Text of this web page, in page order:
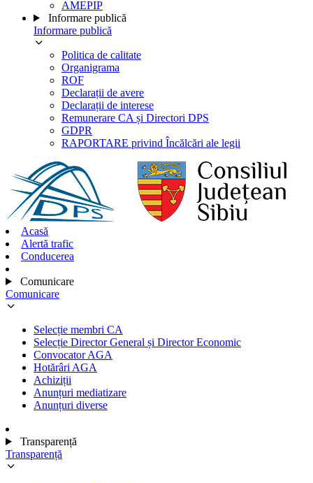
AMEPIP
Informare publică
Informare publică
Politica de calitate
Organigrama
ROF
Declarații de avere
Declarații de interese
Remunerare CA și Directori DPS
GDPR
RAPORTARE privind Încălcări ale legii
Acasă
Alertă trafic
Conducerea
Comunicare
Comunicare
Selecție membri CA
Selecție Director General și Director Economic
Convocator AGA
Hotărâri AGA
Achiziții
Anunțuri mediatizare
Anunțuri diverse
Transparență
Transparență